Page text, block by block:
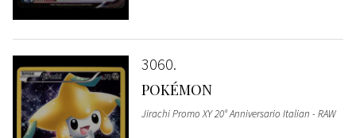
3060
POKÉMON
Jirachi Promo XY 20° Anniversario Italian - RAW